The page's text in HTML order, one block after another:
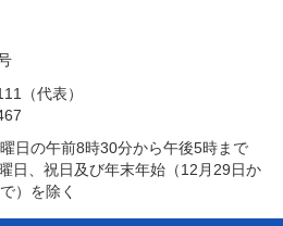
（代表）
日の午前8時30分から午後5時まで
日、祝日及び年末年始（12月29日か
）を除く